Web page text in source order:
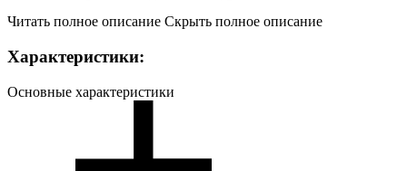
Читать полное описание Скрыть полное описание
Характеристики:
Основные характеристики